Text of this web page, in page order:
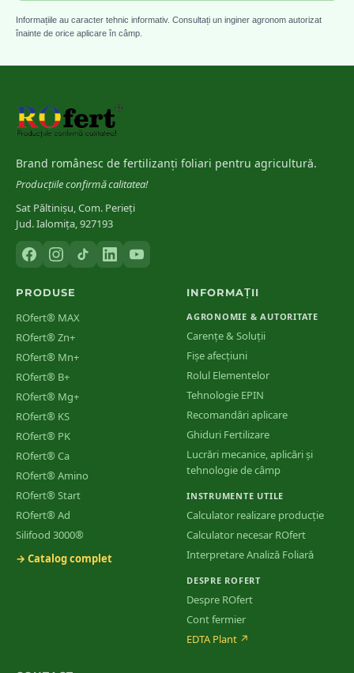
Application — Tank Mixing Guidelines
[5] MADR / ANPC
Informațiile au caracter tehnic informativ. Consultați un inginer agronom autorizat
înainte de orice aplicare în câmp.
Brand românesc de fertilizanți foliari pentru agricultură.
Producțiile confirmă calitatea!
Sat Păltinișu, Com. Perieți
Jud. Ialomița, 927193
PRODUSE
ROfert® MAX
ROfert® Zn+
ROfert® Mn+
ROfert® B+
ROfert® Mg+
ROfert® KS
ROfert® PK
ROfert® Ca
ROfert® Amino
ROfert® Start
ROfert® Ad
Silifood 3000®
→ Catalog complet
INFORMAȚII
AGRONOMIE & AUTORITATE
Carențe & Soluții
Fișe afecțiuni
Rolul Elementelor
Tehnologie EPIN
Recomandări aplicare
Ghiduri Fertilizare
Lucrări mecanice, aplicări și
tehnologie de câmp
INSTRUMENTE UTILE
Calculator realizare producție
Calculator necesar ROfert
Interpretare Analiză Foliară
DESPRE ROFERT
Despre ROfert
Cont fermier
EDTA Plant ↗